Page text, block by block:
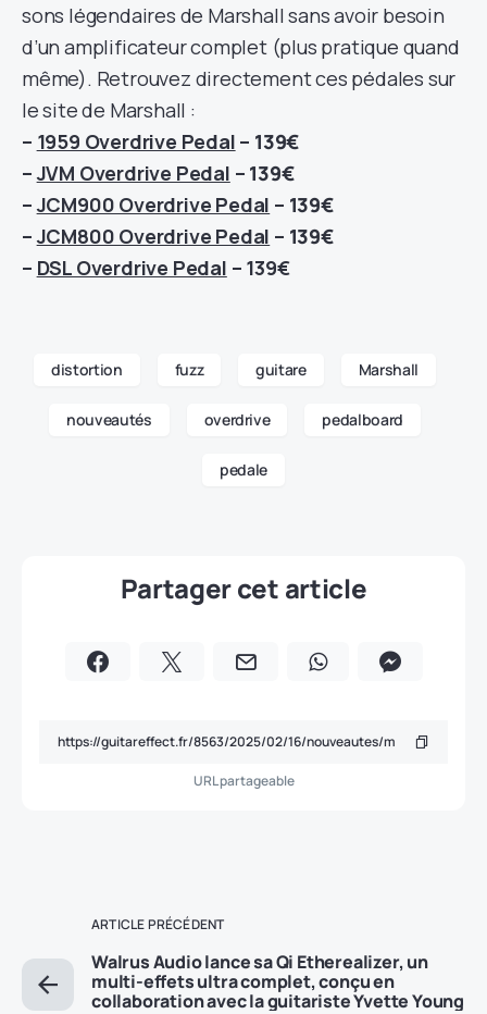
sons légendaires de Marshall sans avoir besoin
d’un amplificateur complet (plus pratique quand
même). Retrouvez directement ces pédales sur
le site de Marshall :
– 1959 Overdrive Pedal – 139€
–JVM Overdrive Pedal – 139€
–JCM900 Overdrive Pedal – 139€
–JCM800 Overdrive Pedal – 139€
– DSL Overdrive Pedal – 139€
distortion fuzz guitare Marshall
nouveautés overdrive pedalboard
pedale
Partager cet article
URL partageable
ARTICLE PRÉCÉDENT
Walrus Audio lance sa Qi Etherealizer, un
multi-effets ultra complet, conçu en
collaboration avec la guitariste Yvette Young